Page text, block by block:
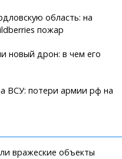
область: на
пожар
новый дрон: в чем его
ВСУ: потери армии рф на
вражеские объекты